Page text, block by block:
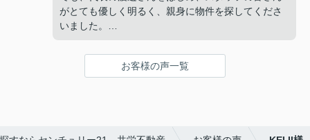
あるので、応援の気持ちも込めて、こちらにコメン
トさせていただきました。
がとても優しく明るく、親身に物件を探してくださ
いました。
だき、満足できる物件に出会えました。
アットホームなお店の雰囲気も良かったので、
お客様の声一覧